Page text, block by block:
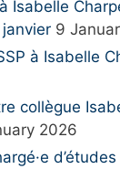
Isabelle
9
à Isabelle
collègue
2026